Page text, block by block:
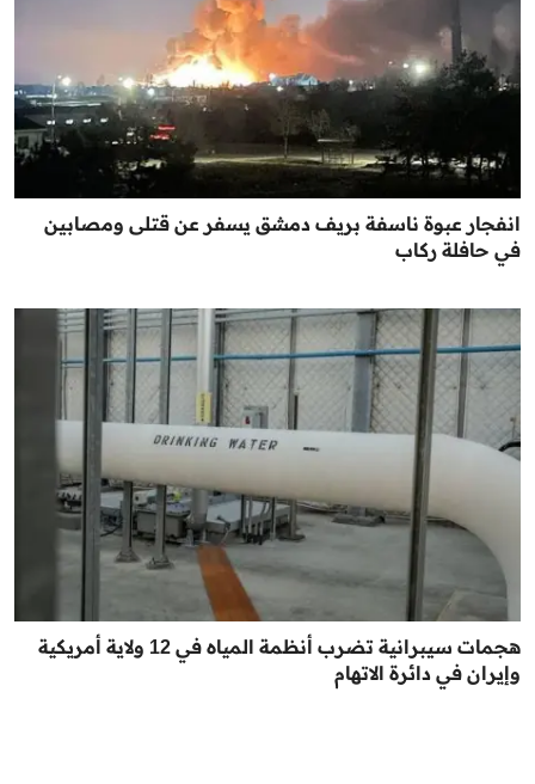
انفجار عبوة ناسفة بريف دمشق يسفر عن قتلى ومصابين
في حافلة ركاب
هجمات سيبرانية تضرب أنظمة المياه في 12 ولاية أمريكية
وإيران في دائرة الاتهام